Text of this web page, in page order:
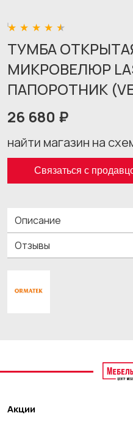
ТУМБА
МИКРОВЕЛЮР
ПАПОРОТНИК
26 680 ₽
найти магазин на
Связаться с
Описание
Отзывы
Акции